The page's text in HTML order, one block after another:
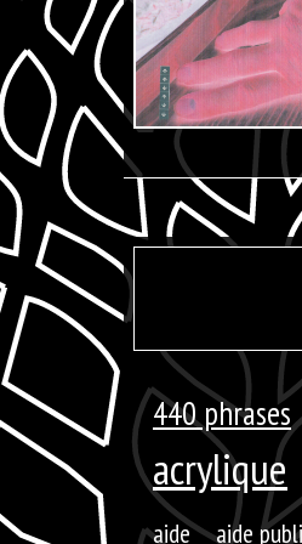
440 phrases
acrylique
aide
aide